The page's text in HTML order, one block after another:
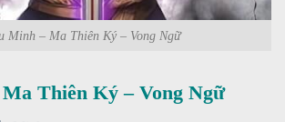
Minh – Ma Thiên Ký – Vong Ngữ
Thiên Ký – Vong Ngữ